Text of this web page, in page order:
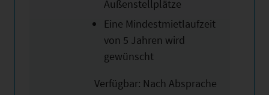
Außenstellplätze
Eine Mindestmietlaufzeit
von 5 Jahren wird
gewünscht
Verfügbar: Nach Absprache